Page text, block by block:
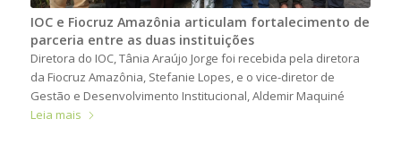
IOC e Fiocruz Amazônia articulam fortalecimento de
parceria entre as duas instituições
Diretora do IOC, Tânia Araújo Jorge foi recebida pela diretora
da Fiocruz Amazônia, Stefanie Lopes, e o vice-diretor de
Gestão e Desenvolvimento Institucional, Aldemir Maquiné
Leia mais